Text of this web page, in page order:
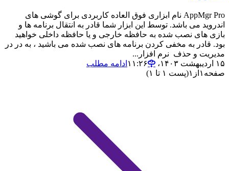
AppMgr Pro نام ابزاری فوق العاده کاربردی برای گوشی های
اندروید می باشد. توسط این ابزار شما قادر به انتقال برنامه ها و
بازی های نصب شده به حافظه خارجی و یا حافظه داخلی خواهید
بود. قادر به مخفی کردن برنامه های نصب شده می باشید ، به در در
مدیریت و حذف نرم افزار...
۱۵ اردیبهشت ۱۴۰۳،‏ ۱۱:۲۶
ادامه مطلب
صفحه ۱ از ۱(پست ۱ تا ۱)